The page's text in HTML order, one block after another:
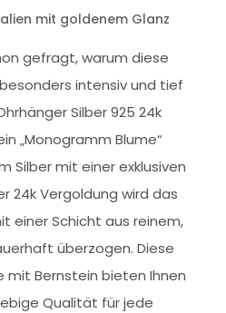
mit goldenem Glanz
gefragt, warum diese
intensiv und tief
Silber 925 24k
„Monogramm Blume“
Silber mit einer exklusiven
24k Vergoldung wird das
einer Schicht aus reinem,
überzogen. Diese
mit Bernstein bieten Ihnen
Qualität für jede